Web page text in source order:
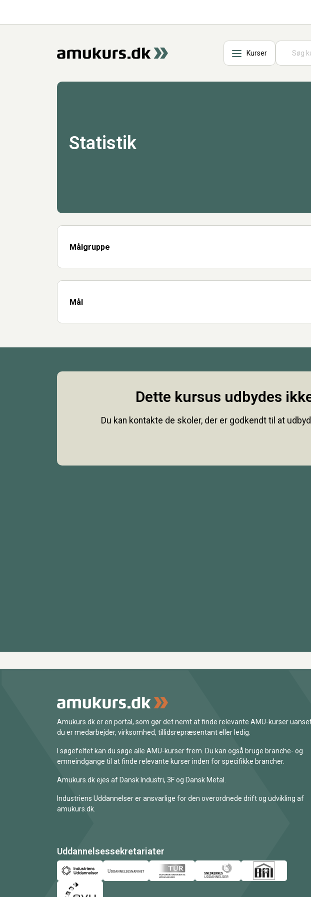
Kurser
Statistik
Målgruppe
Mål
Dette kursus udbydes
Du kan kontakte de skoler, der er godkendt til at
Amukurs.dk er en portal, som gør det nemt at finde relevante AMU-kurser
du er medarbejder, virksomhed, tillidsrepræsentant eller ledig.
I søgefeltet kan du søge alle AMU-kurser frem. Du kan også bruge branche- og
emneindgange til at finde relevante kurser inden for specifikke brancher.
Amukurs.dk ejes af Dansk Industri, 3F og Dansk Metal.
Industriens Uddannelser er ansvarlige for den overordnede drift og udvikling af
amukurs.dk.
Uddannelsessekretariater